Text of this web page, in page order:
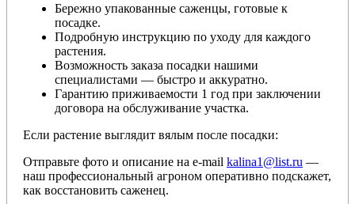
Бережно упакованные саженцы, готовые к
посадке.
Подробную инструкцию по уходу для каждого
растения.
Возможность заказа посадки нашими
специалистами — быстро и аккуратно.
Гарантию приживаемости 1 год при заключении
договора на обслуживание участка.
Если растение выглядит вялым после посадки:
Отправьте фото и описание на e-mail kalina1@list.ru —
наш профессиональный агроном оперативно подскажет,
как восстановить саженец.